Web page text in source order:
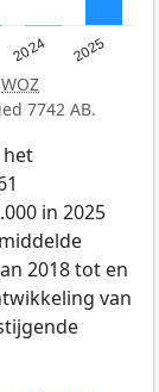
2024 2025
WOZ
7742 AB.
in 2025
2018 tot en
van